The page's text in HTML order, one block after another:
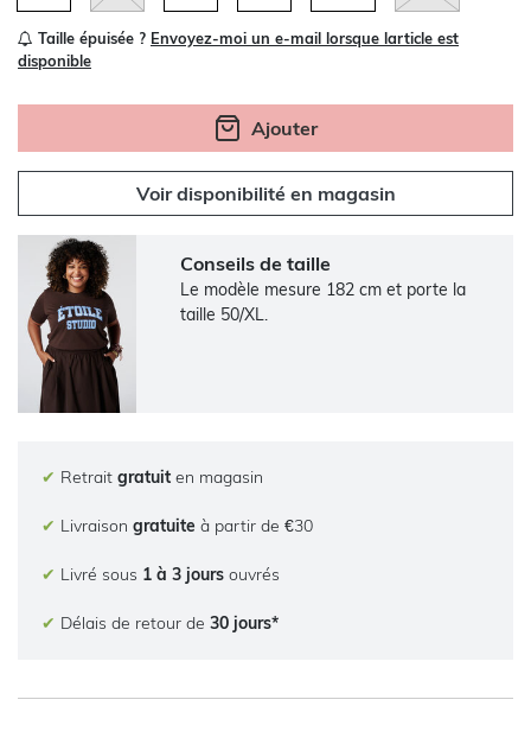
Taille épuisée ? Envoyez-moi un e-mail lorsque larticle est
disponible
Ajouter
Voir disponibilité en magasin
Conseils de taille
Le modèle mesure 182 cm et porte la
taille 50/XL.
✔ Retrait gratuit en magasin
✔ Livraison gratuite à partir de €30
✔ Livré sous 1 à 3 jours ouvrés
✔ Délais de retour de 30 jours*